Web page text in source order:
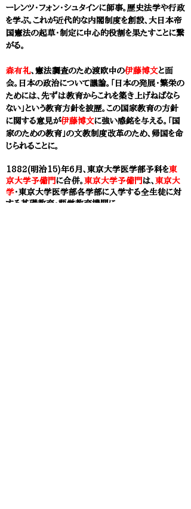
ーレンツ・フォン・シュタインに師事。歴史法学や行政
を学ぶ。これが近代的な内閣制度を創設、大日本帝
国憲法の起草・制定に中心的役割を果たすことに繋
がる。
森有礼、憲法調査のため渡欧中の伊藤博文と面
会。日本の政治について議論。「日本の発展・繁栄の
ためには、先ずは教育からこれを築き上げねばなら
ない」という教育方針を披歴。この国家教育の方針
に関する意見が伊藤博文に強い感銘を与える。「国
家のための教育」の文教制度改革のため、帰国を命
じられることに。
1882(明治15)年6月、 東京大学医学部予科を東
京大学予備門 に合併。 東京大学予備門 は、 東京大
学・東京大学医学部各学部に入学する全生徒に対
する基礎教育・語学教育機関に。